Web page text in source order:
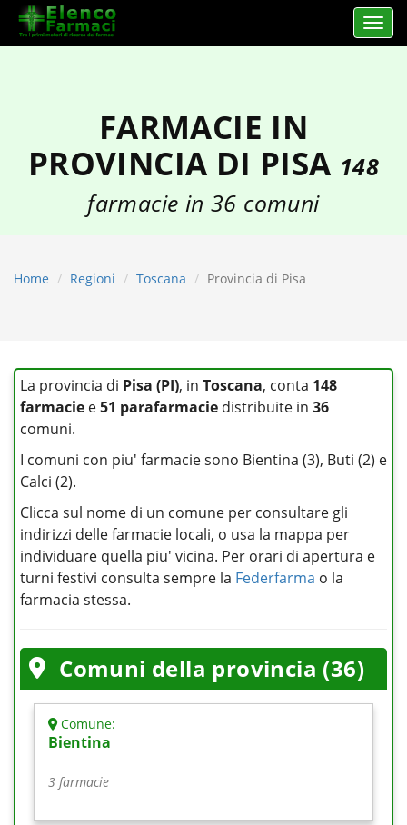
Apri
elencofarmaci.it
FARMACIE IN
PROVINCIA DI PISA 148
farmacie in 36 comuni
Home Regioni Toscana Provincia di Pisa
La provincia di Pisa (PI), in Toscana, conta 148
farmacie e51 parafarmacie distribuite in 36
comuni.
I comuni con piu' farmacie sono Bientina (3), Buti (2) e
Calci (2).
Clicca sul nome di un comune per consultare gli
indirizzi delle farmacie locali, o usa la mappa per
individuare quella piu' vicina. Per orari di apertura e
turni festivi consulta sempre la Federfarma o la
farmacia stessa.
Comuni della provincia (36)
Comune:
Bientina
3 farmacie